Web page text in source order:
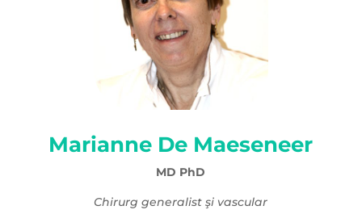
Marianne De Maeseneer
MD PhD
Chirurg generalist şi vascular